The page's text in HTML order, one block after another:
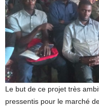
Le but de ce projet très
pressentis pour le marché